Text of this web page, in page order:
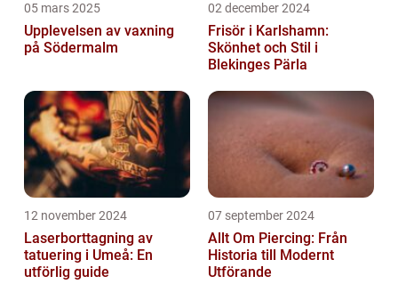
05 mars 2025
Upplevelsen av vaxning
på Södermalm
02 december 2024
Frisör i Karlshamn:
Skönhet och Stil i
Blekinges Pärla
12 november 2024
Laserborttagning av
tatuering i Umeå: En
utförlig guide
07 september 2024
Allt Om Piercing: Från
Historia till Modernt
Utförande